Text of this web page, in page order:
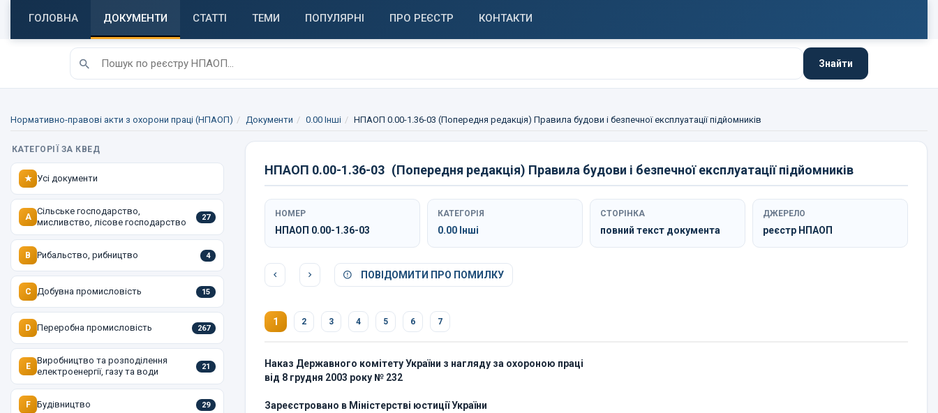
ГОЛОВНА ДОКУМЕНТИ СТАТТІ ТЕМИ ПОПУЛЯРНІ ПРО РЕЄСТР КОНТАКТИ
Знайти
Нормативно-правові акти з охорони праці (НПАОП) Документи 0.00 Інші НПАОП 0.00-1.36-03 (Попередня редакція) Правила будови і безпечної експлуатації підйомників
КАТЕГОРІЇ ЗА КВЕД
★ Усі документи
A
Сільське господарство,
мисливство, лісове господарство
27
B Рибальство, рибництво 4
C Добувна промисловість 15
D Переробна промисловість 267
E
Виробництво та розподілення
електроенергії, газу та води
21
F Будівництво 29
НПАОП 0.00-1.36-03 (Попередня редакція) Правила будови і безпечної експлуатації підйомників
НОМЕР
НПАОП 0.00-1.36-03
КАТЕГОРІЯ
0.00 Інші
СТОРІНКА
повний текст документа
ДЖЕРЕЛО
реєстр НПАОП
ПОВІДОМИТИ ПРО ПОМИЛКУ
1 2 3 4 5 6 7
Наказ Державного комітету України з нагляду за охороною праці
від 8 грудня 2003 року № 232
Зареєстровано в Міністерстві юстиції України